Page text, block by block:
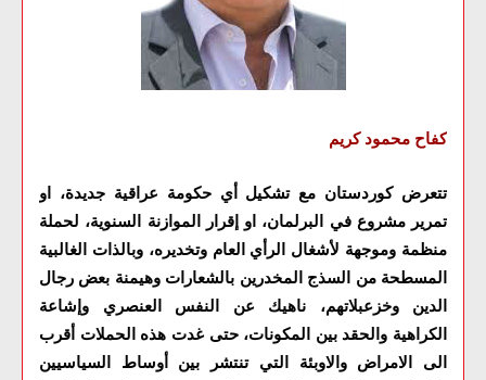
كفاح محمود كريم
تتعرض كوردستان مع تشكيل أي حكومة عراقية جديدة، او
تمرير مشروع في البرلمان، او إقرار الموازنة السنوية، لحملة
منظمة وموجهة لأشغال الرأي العام وتخديره، وبالذات الغالبية
المسطحة من السذج المخدرين بالشعارات وهيمنة بعض رجال
الدين وخزعبلاتهم، ناهيك عن النفس العنصري وإشاعة
الكراهية والحقد بين المكونات، حتى غدت هذه الحملات أقرب
الى الامراض والاوبئة التي تنتشر بين أوساط السياسيين